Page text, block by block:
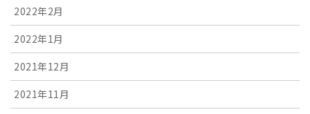
2022年2月
2022年1月
2021年12月
2021年11月